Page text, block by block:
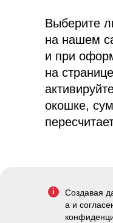
Выберите
на нашем
и при
на
окошке,
Создавая
а и
i